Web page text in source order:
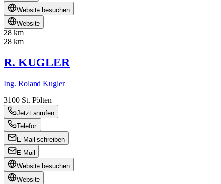
Website besuchen
Website
28 km
28 km
R. KUGLER
Ing. Roland Kugler
3100 St. Pölten
Jetzt anrufen
Telefon
E-Mail schreiben
E-Mail
Website besuchen
Website